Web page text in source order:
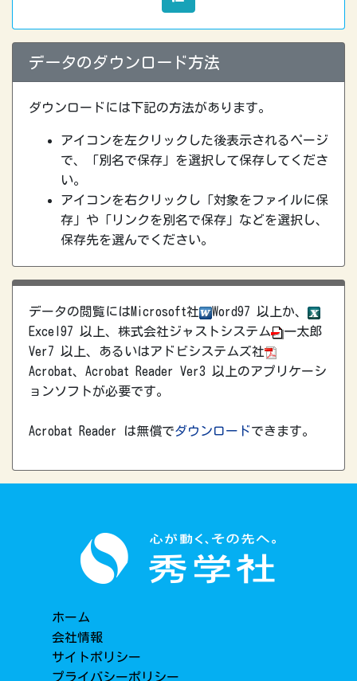
データのダウンロード方法
ダウンロードには下記の方法があります。
アイコンを左クリックした後表示されるページ
で、「別名で保存」を選択して保存してくださ
い。
アイコンを右クリックし「対象をファイルに保
存」や「リンクを別名で保存」などを選択し、
保存先を選んでください。
データの閲覧にはMicrosoft社
Word97 以上か、
Excel97 以上、株式会社ジャストシステム
一太郎
Ver7 以上、あるいはアドビシステムズ社
Acrobat、Acrobat Reader Ver3 以上のアプリケーシ
ョンソフトが必要です。
Acrobat Reader は無償でダウンロードできます。
ホーム
会社情報
サイトポリシー
プライバシーポリシー